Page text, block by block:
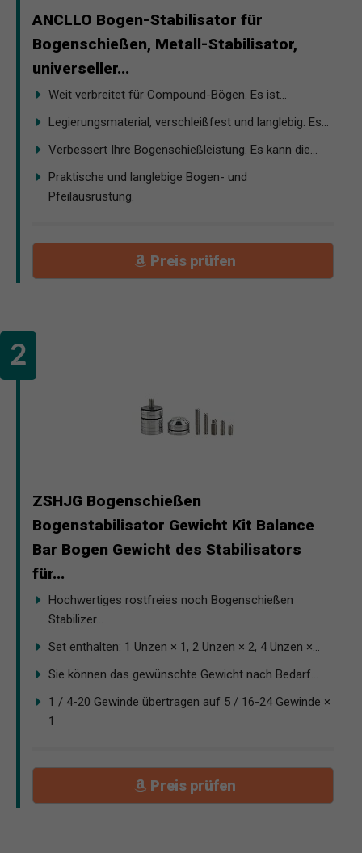
ANCLLO Bogen-Stabilisator für
Bogenschießen, Metall-Stabilisator,
universeller...
Weit verbreitet für Compound-Bögen. Es ist...
Legierungsmaterial, verschleißfest und langlebig. Es...
Verbessert Ihre Bogenschießleistung. Es kann die...
Praktische und langlebige Bogen- und
Pfeilausrüstung.
Preis prüfen
ZSHJG Bogenschießen
Bogenstabilisator Gewicht Kit Balance
Bar Bogen Gewicht des Stabilisators
für...
Hochwertiges rostfreies noch Bogenschießen
Stabilizer...
Set enthalten: 1 Unzen × 1, 2 Unzen × 2, 4 Unzen ×...
Sie können das gewünschte Gewicht nach Bedarf...
1 / 4-20 Gewinde übertragen auf 5 / 16-24 Gewinde ×
1
Preis prüfen